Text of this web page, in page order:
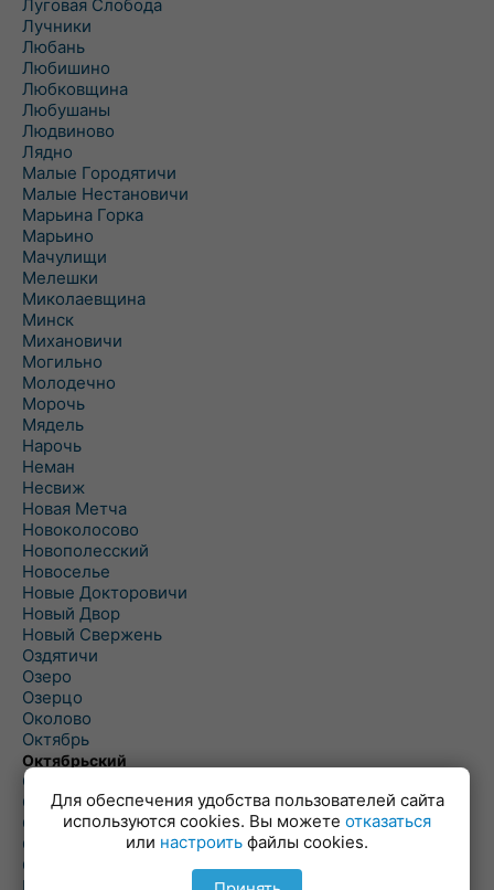
Луговая Слобода
Лучники
Любань
Любишино
Любковщина
Любушаны
Людвиново
Лядно
Малые Городятичи
Малые Нестановичи
Марьина Горка
Марьино
Мачулищи
Мелешки
Миколаевщина
Минск
Михановичи
Могильно
Молодечно
Морочь
Мядель
Нарочь
Неман
Несвиж
Новая Метча
Новоколосово
Новополесский
Новоселье
Новые Докторовичи
Новый Двор
Новый Свержень
Оздятичи
Озеро
Озерцо
Околово
Октябрь
Октябрьский
Олехновичи
Омговичи
Оношки
Осовец
Острошицкий Городок
Для обеспечения удобства пользователей сайта
используются cookies. Вы можете отказаться
или настроить файлы cookies.